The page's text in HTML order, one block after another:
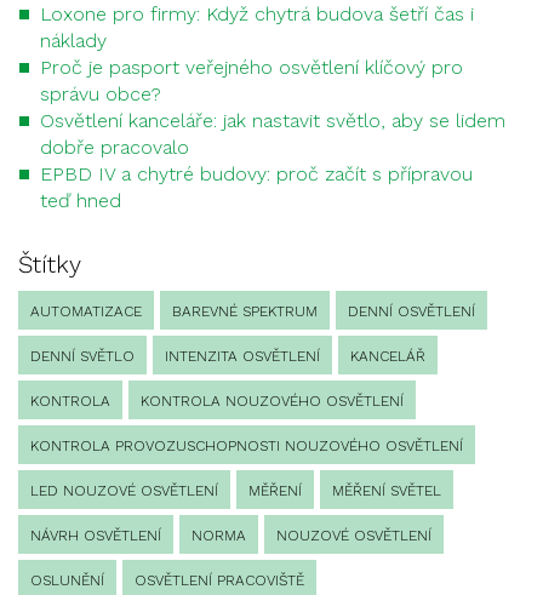
Loxone pro firmy: Když chytrá budova šetří čas i
náklady
Proč je pasport veřejného osvětlení klíčový pro
správu obce?
Osvětlení kanceláře: jak nastavit světlo, aby se lidem
dobře pracovalo
EPBD IV a chytré budovy: proč začít s přípravou
teď hned
Štítky
AUTOMATIZACE BAREVNÉ SPEKTRUM DENNÍ OSVĚTLENÍ
DENNÍ SVĚTLO INTENZITA OSVĚTLENÍ KANCELÁŘ
KONTROLA KONTROLA NOUZOVÉHO OSVĚTLENÍ
KONTROLA PROVOZUSCHOPNOSTI NOUZOVÉHO OSVĚTLENÍ
LED NOUZOVÉ OSVĚTLENÍ MĚŘENÍ MĚŘENÍ SVĚTEL
NÁVRH OSVĚTLENÍ NORMA NOUZOVÉ OSVĚTLENÍ
OSLUNĚNÍ OSVĚTLENÍ PRACOVIŠTĚ